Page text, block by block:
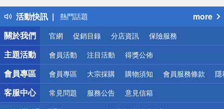
活動快訊
得獎公告
熱門話題
銀行優惠
偏遠地區配送
詐騙網頁！請小心！
more
關於我們
官網 促銷目錄 分店資訊 保險服務
主題活動 會員活動 注目活動 得獎公佈
會員專區 會員專區 大宗採購 購物須知 會員服務條款 隱
客服中心 常見問題 服務公告 意見信箱